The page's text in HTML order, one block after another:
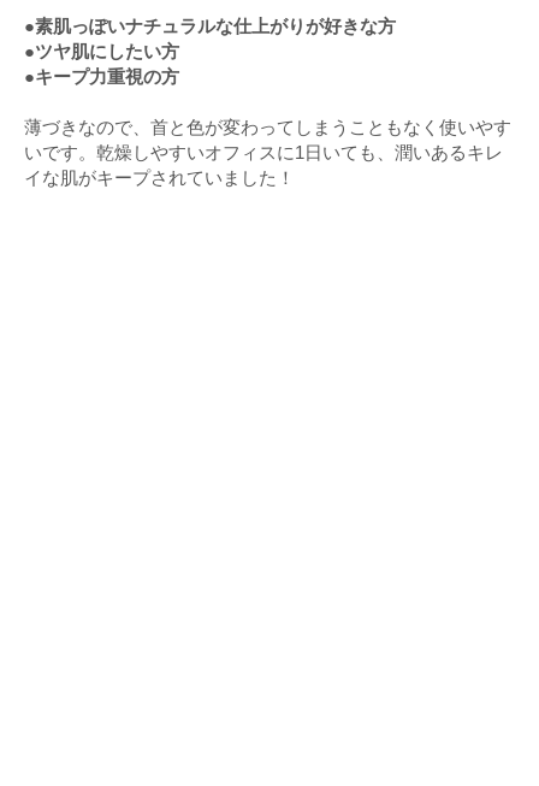
●素肌っぽいナチュラルな仕上がりが好きな方
●ツヤ肌にしたい方
●キープ力重視の方
薄づきなので、首と色が変わってしまうこともなく使いやす
いです。乾燥しやすいオフィスに1日いても、潤いあるキレ
イな肌がキープされていました！